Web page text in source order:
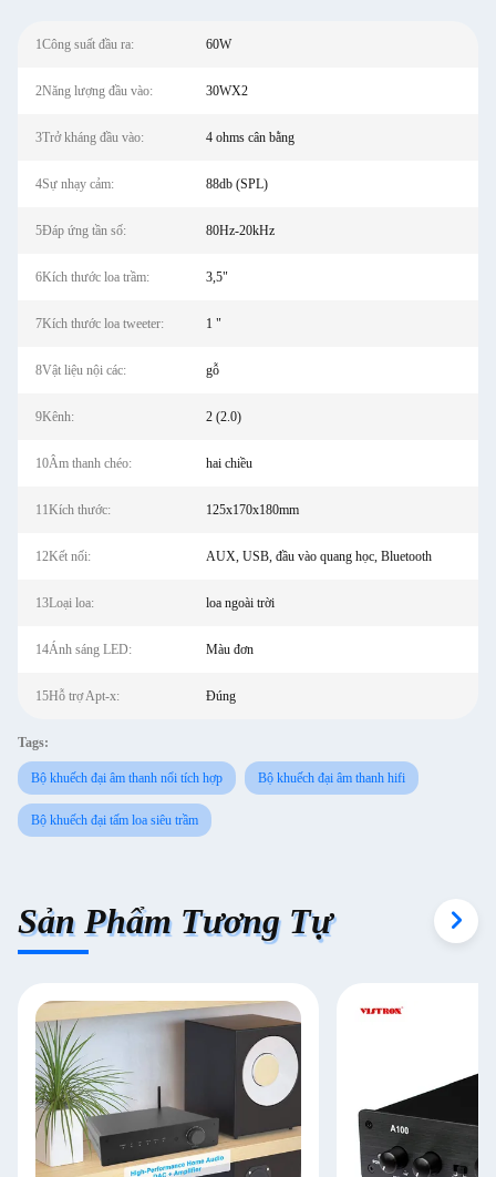
1Công suất đầu ra: 60W
2Năng lượng đầu vào: 30WX2
3Trở kháng đầu vào: 4 ohms cân bằng
4Sự nhạy cảm: 88db (SPL)
5Đáp ứng tần số: 80Hz-20kHz
6Kích thước loa trầm: 3,5"
7Kích thước loa tweeter: 1 "
8Vật liệu nội các: gỗ
9Kênh: 2 (2.0)
10Âm thanh chéo: hai chiều
11Kích thước: 125x170x180mm
12Kết nối: AUX, USB, đầu vào quang học, Bluetooth
13Loại loa: loa ngoài trời
14Ánh sáng LED: Màu đơn
15Hỗ trợ Apt-x: Đúng
Tags:
Bộ khuếch đại âm thanh nổi tích hợp Bộ khuếch đại âm thanh hifi
Bộ khuếch đại tấm loa siêu trầm
Sản Phẩm Tương Tự